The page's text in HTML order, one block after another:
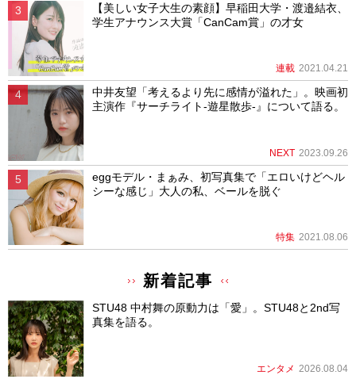
【美しい女子大生の素顔】早稲田大学・渡邉結衣、
学生アナウンス大賞「CanCam賞」の才女
連載 2021.04.21
中井友望「考えるより先に感情が溢れた」。映画初
主演作『サーチライト-遊星散歩-』について語る。
NEXT 2023.09.26
eggモデル・まぁみ、初写真集で「エロいけどヘル
シーな感じ」大人の私、ベールを脱ぐ
特集 2021.08.06
新着記事
STU48 中村舞の原動力は「愛」。STU48と2nd写
真集を語る。
エンタメ 2026.08.04